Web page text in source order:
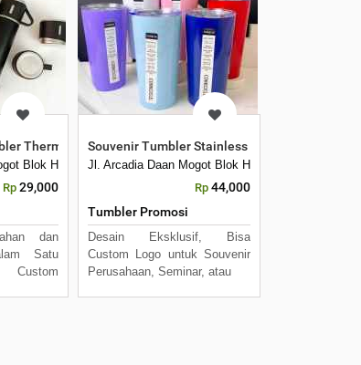
Banten 15122
TC-231
Kecamatan Batuceper Kota Tangerang, Banten 15122
Thermos Vacuum Flask Gift Box Hampers
Blok H7 No 16 Daan Mogot Km 21. Kecamatan Batuceper Kota
Rp 29,000
dan
Satu
Souvenir Tumbler Stainless Mug Rose 475ml
Jl. Arcadia Daan Mogot Blok H7 No 16 Daan
Rp 44,000
Tumbler Promosi
Desain Eksklusif, Bisa
Custom Logo untuk Souvenir
Perusahaan, Seminar, atau